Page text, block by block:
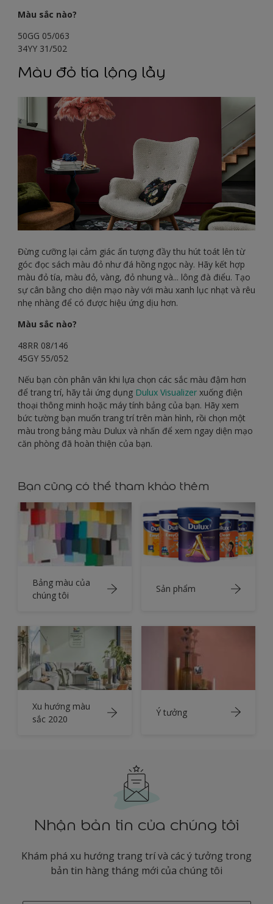
Màu sắc nào?
50GG 05/063
34YY 31/502
Màu đỏ tía lộng lẫy
Đừng cưỡng lại cảm giác ấn tượng đầy thu hút toát lên từ
góc đọc sách màu đỏ như đá hồng ngọc này. Hãy kết hợp
màu đỏ tía, màu đỏ, vàng, đỏ nhung và... lông đà điểu. Tạo
sự cân bằng cho diện mạo này với màu xanh lục nhạt và rêu
nhẹ nhàng để có được hiệu ứng dịu hơn.
Màu sắc nào?
48RR 08/146
45GY 55/052
Nếu bạn còn phân vân khi lựa chọn các sắc màu đậm hơn
để trang trí, hãy tải ứng dụng Dulux Visualizer xuống điện
thoại thông minh hoặc máy tính bảng của bạn. Hãy xem
bức tường bạn muốn trang trí trên màn hình, rồi chọn một
màu trong bảng màu Dulux và nhấn để xem ngay diện mạo
căn phòng đã hoàn thiện của bạn.
Bạn cũng có thể tham khảo thêm
Bảng màu của
chúng tôi
Sản phẩm
Xu hướng màu
sắc 2020
Ý tưởng
Nhận bản tin của chúng tôi
Khám phá xu hướng trang trí và các ý tưởng trong
bản tin hàng tháng mới của chúng tôi